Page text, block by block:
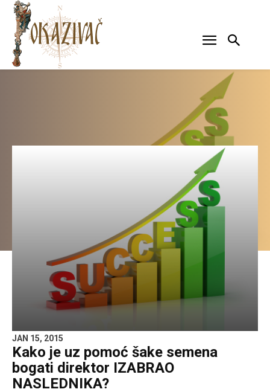
JAN 15, 2015
Kako je uz pomoć šake semena
bogati direktor IZABRAO
NASLEDNIKA?